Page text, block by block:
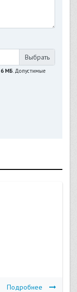
6 МБ. Допустимые
Подробнее